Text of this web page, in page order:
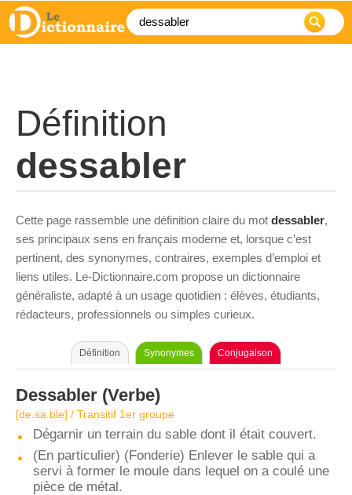
Définition
dessabler
Cette page rassemble une définition claire du mot dessabler,
ses principaux sens en français moderne et, lorsque c’est
pertinent, des synonymes, contraires, exemples d’emploi et
liens utiles. Le-Dictionnaire.com propose un dictionnaire
généraliste, adapté à un usage quotidien : élèves, étudiants,
rédacteurs, professionnels ou simples curieux.
Définition Synonymes Conjugaison
Dessabler (Verbe)
[de.sa.ble] / Transitif 1er groupe
Dégarnir un terrain du sable dont il était couvert.
(En particulier) (Fonderie) Enlever le sable qui a
servi à former le moule dans lequel on a coulé une
pièce de métal.